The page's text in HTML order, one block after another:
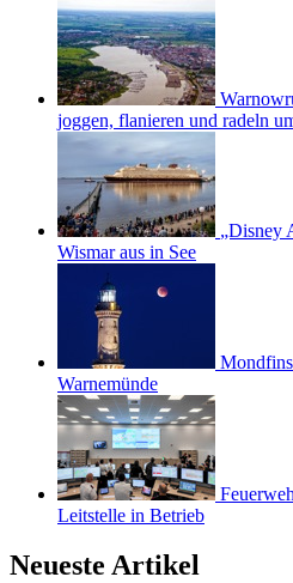
joggen, flanieren und radeln
„Disney
Wismar aus in See
Warnemünde
Leitstelle in Betrieb
Neueste Artikel